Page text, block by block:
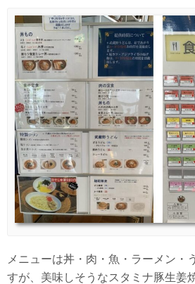
メニューは丼・肉・魚・ラーメン・
すが、美味しそうなスタミナ豚生姜